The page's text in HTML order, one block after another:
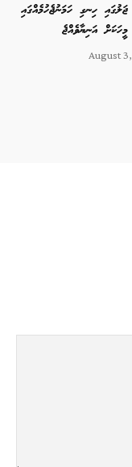
ހިނގި ހަމަނުޖެހުމެއްގައި
އަނިޔާވެއްޖެ
August